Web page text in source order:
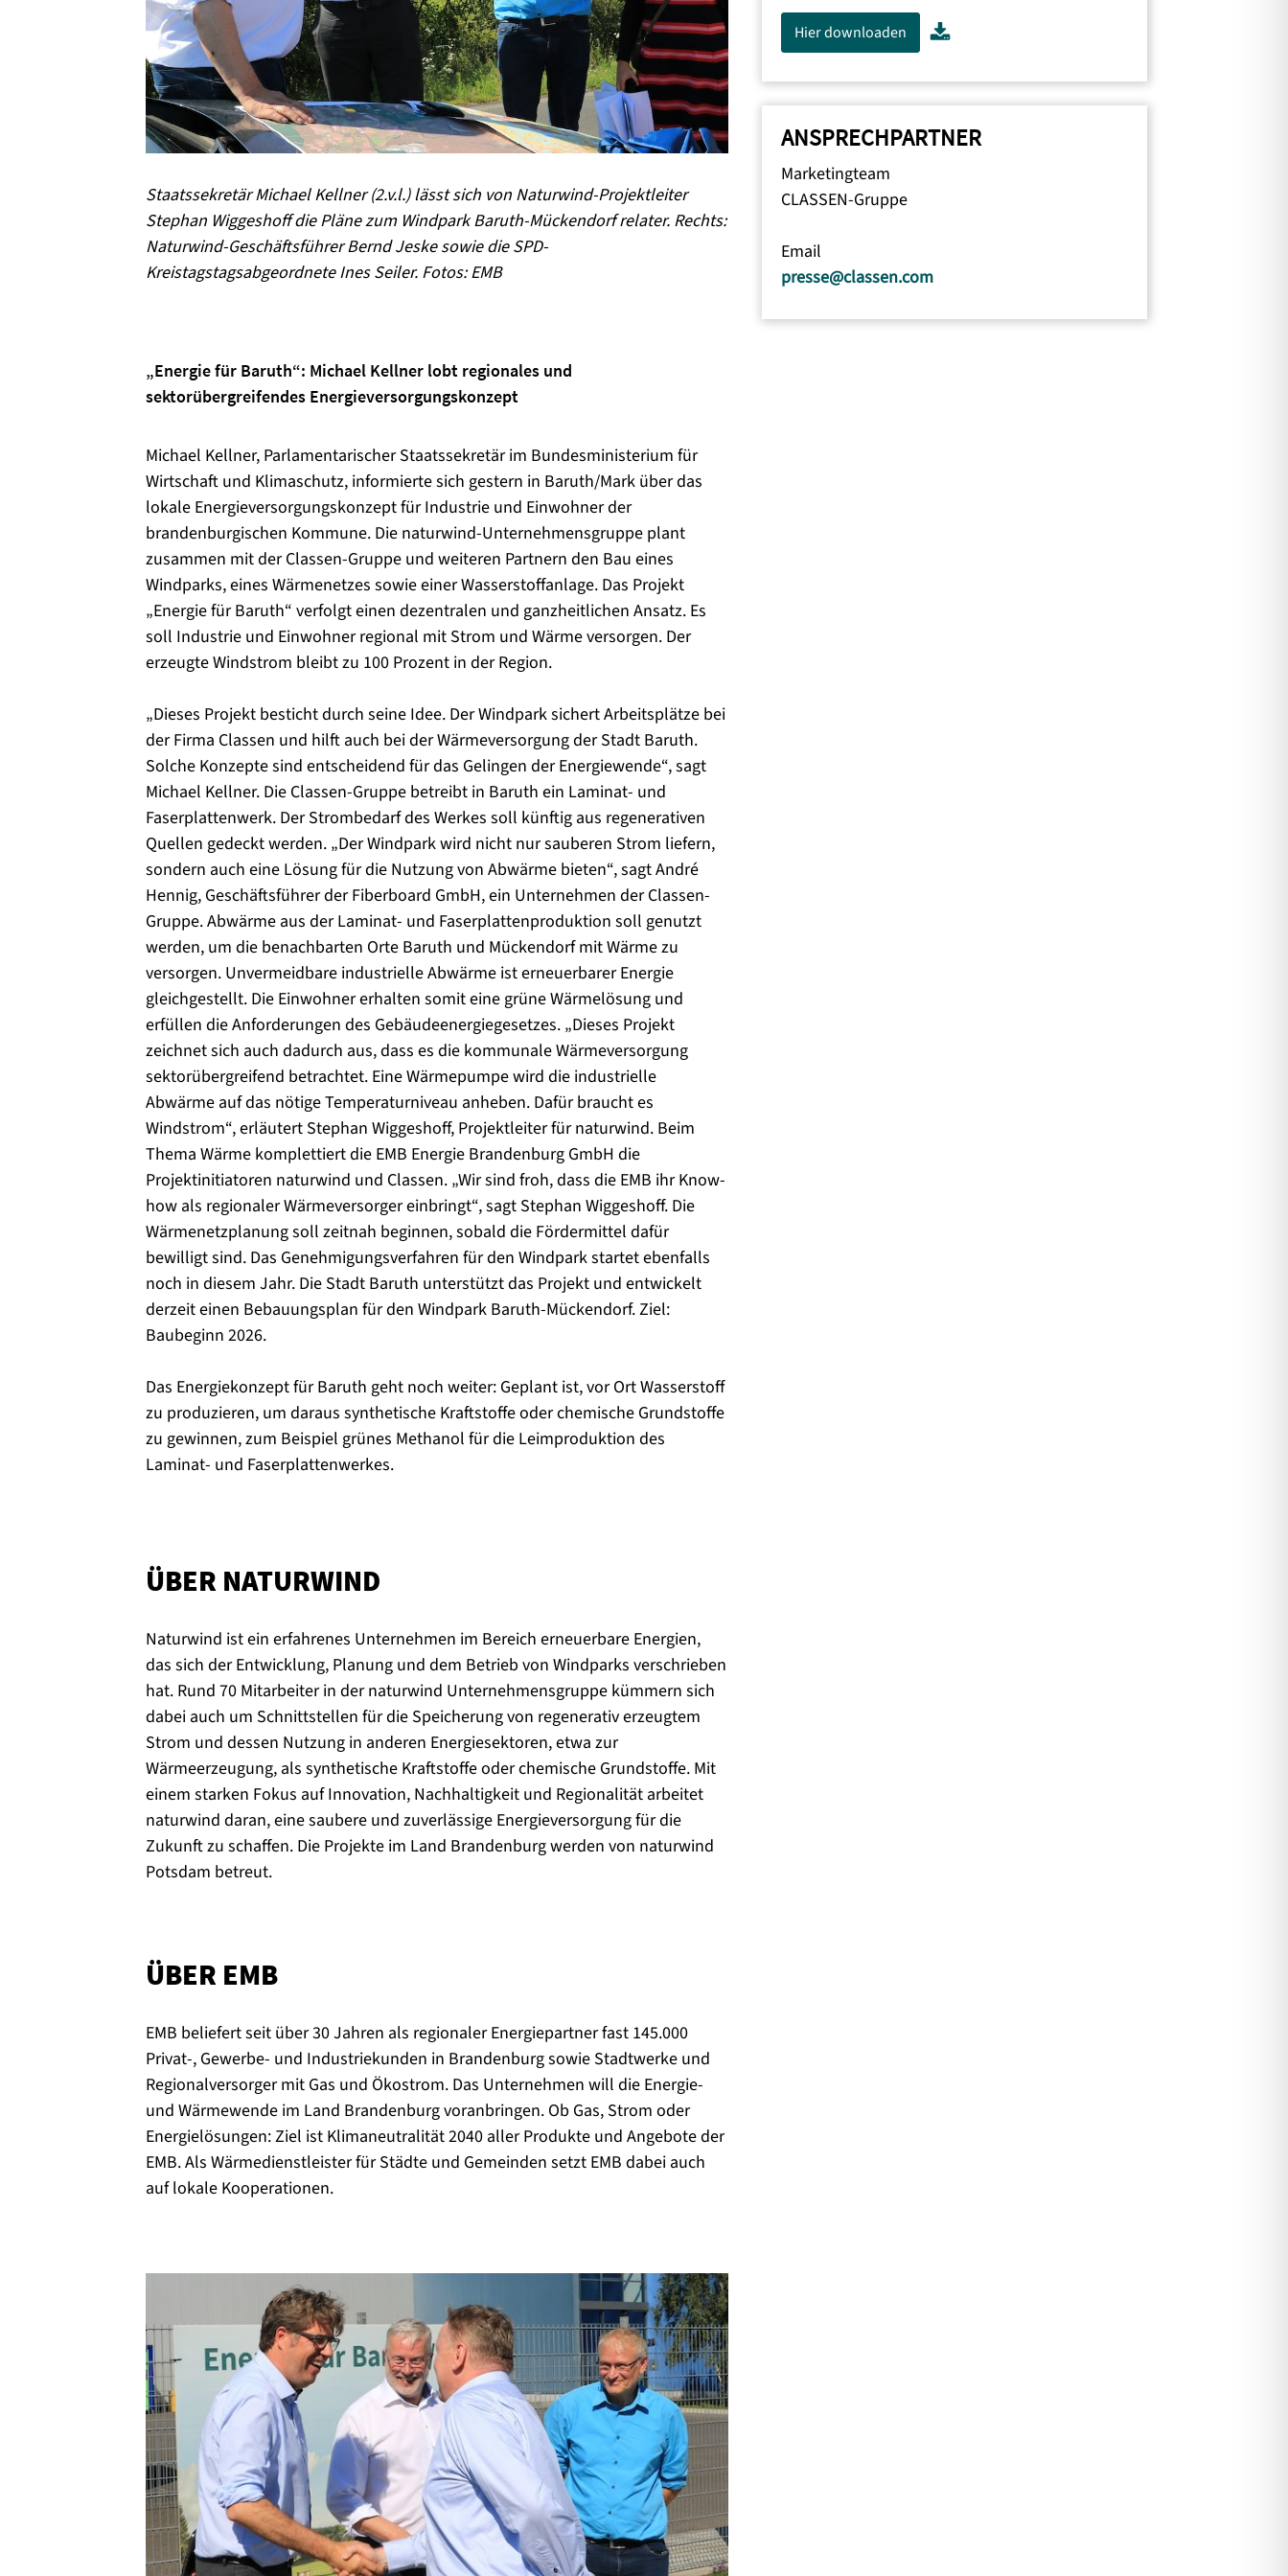
Staatssekretär Michael Kellner (2.v.l.) lässt sich von Naturwind-Projektleiter
Stephan Wiggeshoff die Pläne zum Windpark Baruth-Mückendorf relater. Rechts:
Naturwind-Geschäftsführer Bernd Jeske sowie die SPD-
Kreistagstagsabgeordnete Ines Seiler. Fotos: EMB
„Energie für Baruth“: Michael Kellner lobt regionales und
sektorübergreifendes Energieversorgungskonzept
Michael Kellner, Parlamentarischer Staatssekretär im Bundesministerium für
Wirtschaft und Klimaschutz, informierte sich gestern in Baruth/Mark über das
lokale Energieversorgungskonzept für Industrie und Einwohner der
brandenburgischen Kommune. Die naturwind-Unternehmensgruppe plant
zusammen mit der Classen-Gruppe und weiteren Partnern den Bau eines
Windparks, eines Wärmenetzes sowie einer Wasserstoffanlage. Das Projekt
„Energie für Baruth“ verfolgt einen dezentralen und ganzheitlichen Ansatz. Es
soll Industrie und Einwohner regional mit Strom und Wärme versorgen. Der
erzeugte Windstrom bleibt zu 100 Prozent in der Region.
„Dieses Projekt besticht durch seine Idee. Der Windpark sichert Arbeitsplätze bei
der Firma Classen und hilft auch bei der Wärmeversorgung der Stadt Baruth.
Solche Konzepte sind entscheidend für das Gelingen der Energiewende“, sagt
Michael Kellner. Die Classen-Gruppe betreibt in Baruth ein Laminat- und
Faserplattenwerk. Der Strombedarf des Werkes soll künftig aus regenerativen
Quellen gedeckt werden. „Der Windpark wird nicht nur sauberen Strom liefern,
sondern auch eine Lösung für die Nutzung von Abwärme bieten“, sagt André
Hennig, Geschäftsführer der Fiberboard GmbH, ein Unternehmen der Classen-
Gruppe. Abwärme aus der Laminat- und Faserplattenproduktion soll genutzt
werden, um die benachbarten Orte Baruth und Mückendorf mit Wärme zu
versorgen. Unvermeidbare industrielle Abwärme ist erneuerbarer Energie
gleichgestellt. Die Einwohner erhalten somit eine grüne Wärmelösung und
erfüllen die Anforderungen des Gebäudeenergiegesetzes. „Dieses Projekt
zeichnet sich auch dadurch aus, dass es die kommunale Wärmeversorgung
sektorübergreifend betrachtet. Eine Wärmepumpe wird die industrielle
Abwärme auf das nötige Temperaturniveau anheben. Dafür braucht es
Windstrom“, erläutert Stephan Wiggeshoff, Projektleiter für naturwind. Beim
Thema Wärme komplettiert die EMB Energie Brandenburg GmbH die
Projektinitiatoren naturwind und Classen. „Wir sind froh, dass die EMB ihr Know-
how als regionaler Wärmeversorger einbringt“, sagt Stephan Wiggeshoff. Die
Wärmenetzplanung soll zeitnah beginnen, sobald die Fördermittel dafür
bewilligt sind. Das Genehmigungsverfahren für den Windpark startet ebenfalls
noch in diesem Jahr. Die Stadt Baruth unterstützt das Projekt und entwickelt
derzeit einen Bebauungsplan für den Windpark Baruth-Mückendorf. Ziel:
Baubeginn 2026.
Das Energiekonzept für Baruth geht noch weiter: Geplant ist, vor Ort Wasserstoff
zu produzieren, um daraus synthetische Kraftstoffe oder chemische Grundstoffe
zu gewinnen, zum Beispiel grünes Methanol für die Leimproduktion des
Laminat- und Faserplattenwerkes.
ÜBER NATURWIND
Naturwind ist ein erfahrenes Unternehmen im Bereich erneuerbare Energien,
das sich der Entwicklung, Planung und dem Betrieb von Windparks verschrieben
hat. Rund 70 Mitarbeiter in der naturwind Unternehmensgruppe kümmern sich
dabei auch um Schnittstellen für die Speicherung von regenerativ erzeugtem
Strom und dessen Nutzung in anderen Energiesektoren, etwa zur
Wärmeerzeugung, als synthetische Kraftstoffe oder chemische Grundstoffe. Mit
einem starken Fokus auf Innovation, Nachhaltigkeit und Regionalität arbeitet
naturwind daran, eine saubere und zuverlässige Energieversorgung für die
Zukunft zu schaffen. Die Projekte im Land Brandenburg werden von naturwind
Potsdam betreut.
ÜBER EMB
EMB beliefert seit über 30 Jahren als regionaler Energiepartner fast 145.000
Privat-, Gewerbe- und Industriekunden in Brandenburg sowie Stadtwerke und
Regionalversorger mit Gas und Ökostrom. Das Unternehmen will die Energie-
und Wärmewende im Land Brandenburg voranbringen. Ob Gas, Strom oder
Energielösungen: Ziel ist Klimaneutralität 2040 aller Produkte und Angebote der
EMB. Als Wärmedienstleister für Städte und Gemeinden setzt EMB dabei auch
auf lokale Kooperationen.
Hier downloaden
ANSPRECHPARTNER
Marketingteam
CLASSEN-Gruppe
Email
presse@classen.com